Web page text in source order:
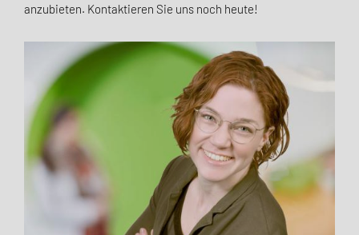
anzubieten. Kontaktieren Sie uns noch heute!